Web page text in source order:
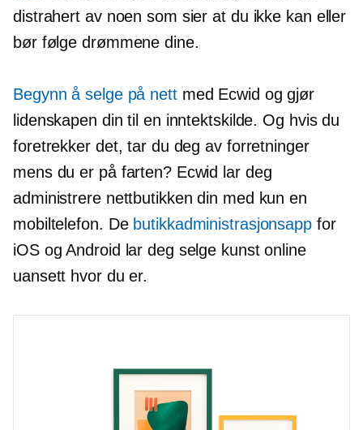
distrahert av noen som sier at du ikke kan eller
bør følge drømmene dine.
Begynn å selge på nettmed Ecwid og gjør
lidenskapen din til en inntektskilde. Og hvis du
foretrekker det, tar du deg av forretninger
mens du er på farten? Ecwid lar deg
administrere nettbutikken din med kun en
mobiltelefon. De butikkadministrasjonsappfor
iOS og Android lar deg selge kunst online
uansett hvor du er.